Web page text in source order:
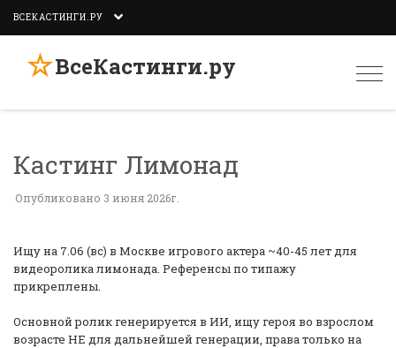
ВСЕКАСТИНГИ.РУ
☆ВсеКастинги.ру
Кастинг Лимонад
Опубликовано 3 июня 2026г.
Ищу на 7.06 (вс) в Москве игрового актера ~40-45 лет для
видеоролика лимонада. Референсы по типажу
прикреплены.
Основной ролик генерируется в ИИ, ищу героя во взрослом
возрасте НЕ для дальнейшей генерации, права только на